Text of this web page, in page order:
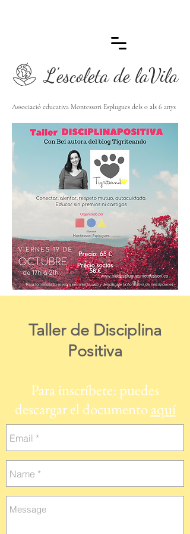
Associació educativa Montessori Esplugues dels 0 als 6 anys
L'escoleta de laVila
Taller de Disciplina
Positiva
Para inscríbete: puedes
descargar el documentoaquí